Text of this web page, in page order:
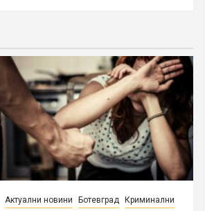
Актуални новини Ботевград
Криминални